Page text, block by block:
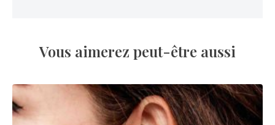
Vous aimerez peut-être aussi